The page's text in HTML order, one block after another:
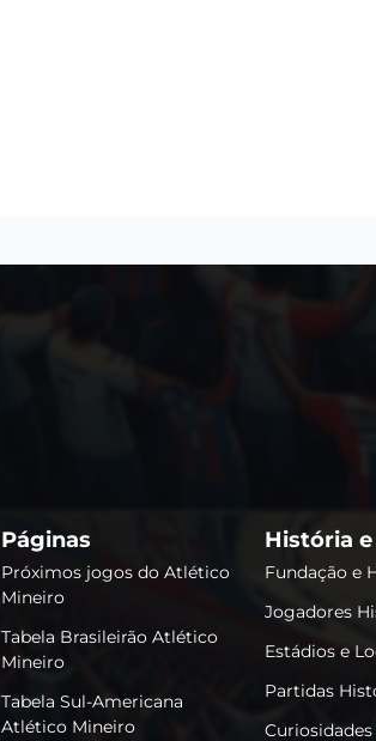
Páginas
Próximos jogos do Atlético
Mineiro
Tabela Brasileirão Atlético
Mineiro
Tabela Sul-Americana
Atlético Mineiro
História
Fundação e
Jogadores
Estádios e
Partidas